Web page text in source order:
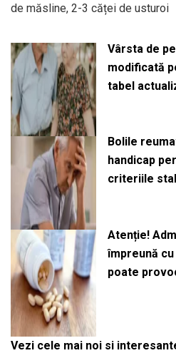
de măsline, 2-3 căței de usturoi
Vârsta de
modificată
tabel
Bolile
handicap
criteriile
Atenție!
împreună
poate
Vezi cele mai noi si